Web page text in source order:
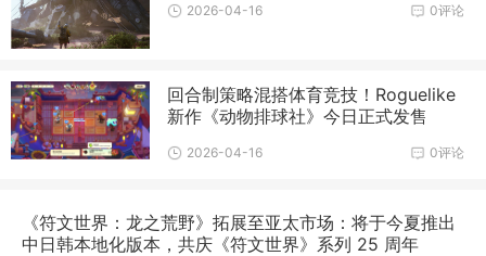
0评论
2026-04-16
回合制策略混搭体育竞技！Roguelike
新作《动物排球社》今日正式发售
0评论
2026-04-16
《符文世界：龙之荒野》拓展至亚太市场：将于今夏推出
中日韩本地化版本，共庆《符文世界》系列 25 周年